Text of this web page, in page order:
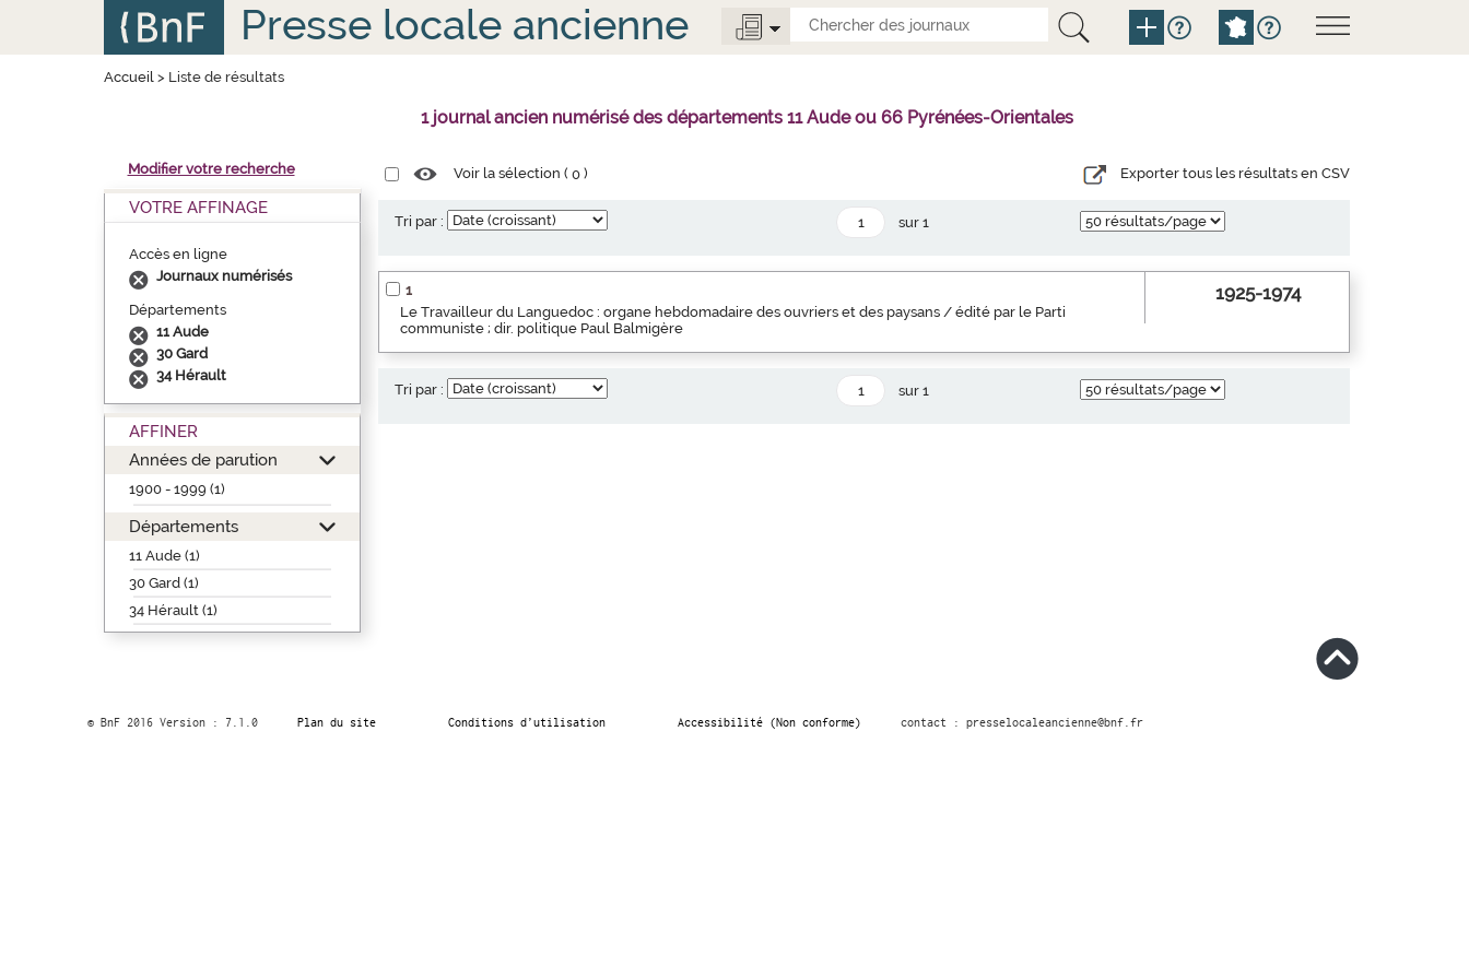
Presse locale ancienne
Accueil> Liste de résultats
1 journal ancien numérisé des départements 11 Aude ou 66 Pyrénées-Orientales
Modifier votre recherche
VOTRE AFFINAGE
Accès en ligne
Journaux numérisés
Départements
11 Aude
30 Gard
34 Hérault
AFFINER
Années de parution
1900 - 1999 (1)
Départements
11 Aude (1)
30 Gard (1)
34 Hérault (1)
Voir la sélection (0 ) Exporter tous les résultats en CSV
Tri par : sur 1
1
Le Travailleur du Languedoc : organe hebdomadaire des ouvriers et des paysans / édité par le Parti
communiste ; dir. politique Paul Balmigère
1925-1974
Tri par : sur 1
© BnF 2016 Version : 7.1.0 Plan du site Conditions d’utilisation Accessibilité (Non conforme) contact : presselocaleancienne@bnf.fr
Panneau de gestion des cookies